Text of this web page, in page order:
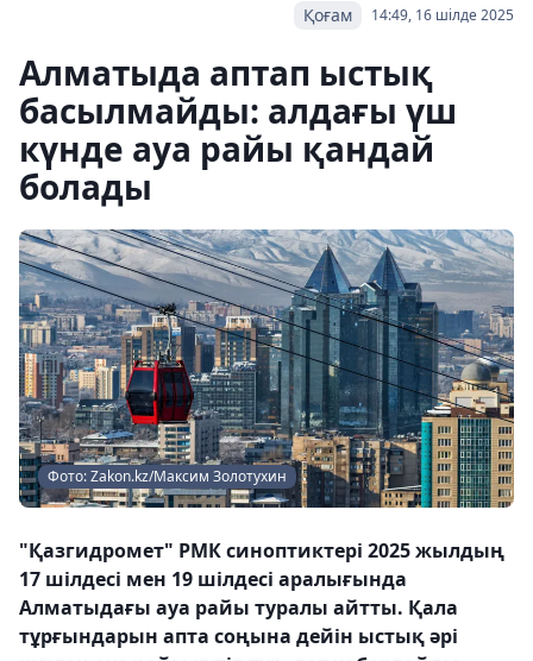
14:49, 16 шілде 2025
Қоғам
Алматыда аптап ыстық
басылмайды: алдағы үш
күнде ауа райы қандай
болады
Фото: Zakon.kz/Максим Золотухин
"Қазгидромет" РМК синоптиктері 2025 жылдың
17 шілдесі мен 19 шілдесі аралығында
Алматыдағы ауа райы туралы айтты. Қала
тұрғындарын апта соңына дейін ыстық әрі